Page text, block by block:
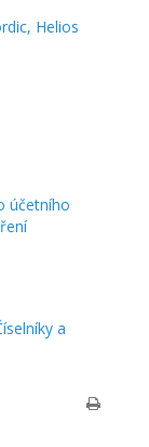
Helios
účetního
a